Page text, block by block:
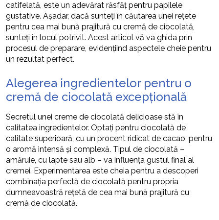
catifelată, este un adevărat răsfăț pentru papilele
gustative. Așadar, dacă sunteți în căutarea unei rețete
pentru cea mai bună prajitură cu cremă de ciocolată,
sunteți în locul potrivit. Acest articol vă va ghida prin
procesul de preparare, evidențiind aspectele cheie pentru
un rezultat perfect.
Alegerea ingredientelor pentru o
cremă de ciocolată excepțională
Secretul unei creme de ciocolată delicioase stă în
calitatea ingredientelor. Optați pentru ciocolată de
calitate superioară, cu un procent ridicat de cacao, pentru
o aromă intensă și complexă. Tipul de ciocolată –
amăruie, cu lapte sau alb – va influența gustul final al
cremei. Experimentarea este cheia pentru a descoperi
combinația perfectă de ciocolată pentru propria
dumneavoastră rețetă de cea mai bună prajitură cu
cremă de ciocolată.